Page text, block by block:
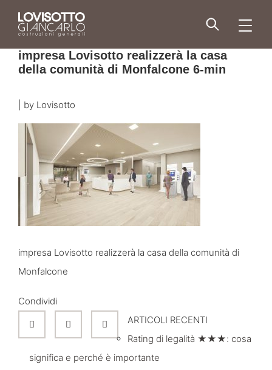
content
impresa Lovisotto realizzerà la casa
della comunità di Monfalcone 6-min
by Lovisotto
impresa Lovisotto realizzerà la casa della comunità di
Monfalcone
Condividi
ARTICOLI RECENTI
Rating di legalità ★★★: cosa
significa e perché è importante